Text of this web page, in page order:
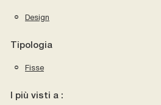
Design
Tipologia
Fisse
I più visti a :